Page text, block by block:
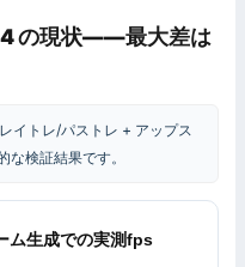
4 の現状——最大差は
イトレ/パストレ + アップス
検証結果です。
ム生成での実測fps